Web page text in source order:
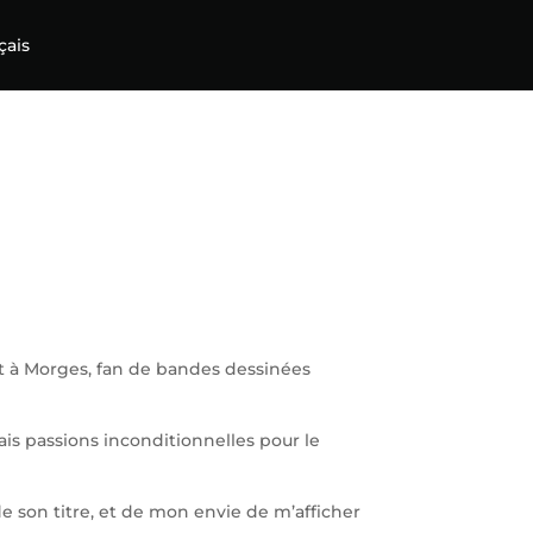
Morges, fan de bandes dessinées
passions inconditionnelles pour le
son titre, et de mon envie de m’afficher